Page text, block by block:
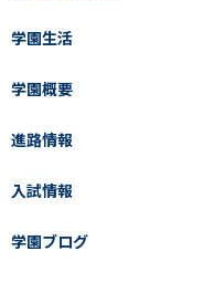
6年間の一貫教育
中学校
高等学校
成立メソッド
教科指導の特徴
卒業生の声
中学校
成立メソッド
卒業生の声
成立学園ならではの教育
見える学力×見えない学力
学園生活
年間行事
施設紹介
制服
学園ブログ
学園概要
学園の歩み
アクセス
進路情報
進路・進学
入試情報
中学入試Q&A
学園ブログ